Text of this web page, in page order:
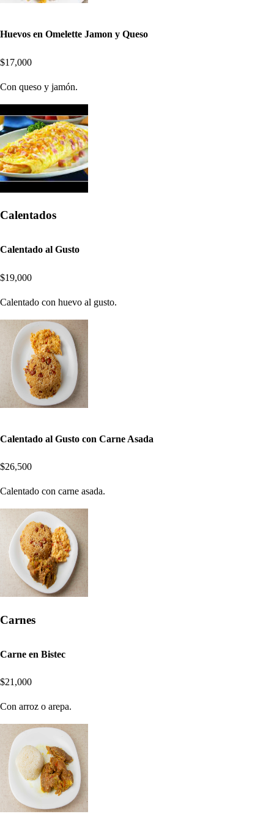
Huevos en Omelette Jamon y Queso
$17,000
Con queso y jamón.
Calentados
Calentado al Gusto
$19,000
Calentado con huevo al gusto.
Calentado al Gusto con Carne Asada
$26,500
Calentado con carne asada.
Carnes
Carne en Bistec
$21,000
Con arroz o arepa.